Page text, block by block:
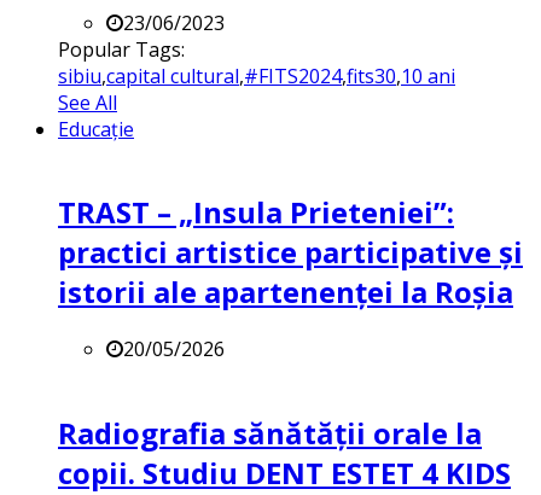
23/06/2023
Popular Tags:
sibiu,capital cultural,#FITS2024,fits30,10 ani
See All
Educație
TRAST – „Insula Prieteniei”:
practici artistice participative și
istorii ale apartenenței la Roșia
20/05/2026
Radiografia sănătății orale la
copii. Studiu DENT ESTET 4 KIDS